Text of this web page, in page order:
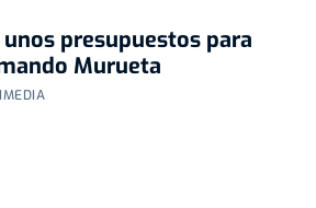
presupuestos para
Murueta